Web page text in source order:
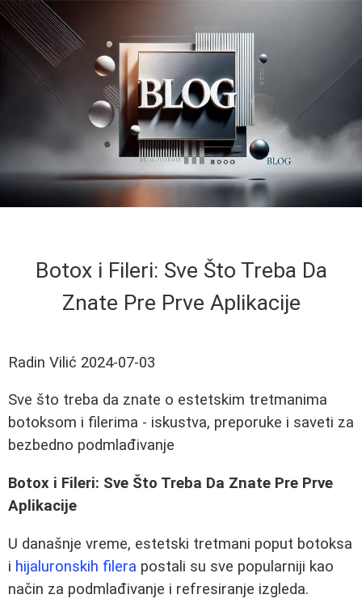
Botox i Fileri: Sve Što Treba Da
Znate Pre Prve Aplikacije
Radin Vilić 2024-07-03
Sve što treba da znate o estetskim tretmanima
botoksom i filerima - iskustva, preporuke i saveti za
bezbedno podmlađivanje
Botox i Fileri: Sve Što Treba Da Znate Pre Prve
Aplikacije
U današnje vreme, estetski tretmani poput botoksa
i hijaluronskih filera postali su sve popularniji kao
način za podmlađivanje i refresiranje izgleda.